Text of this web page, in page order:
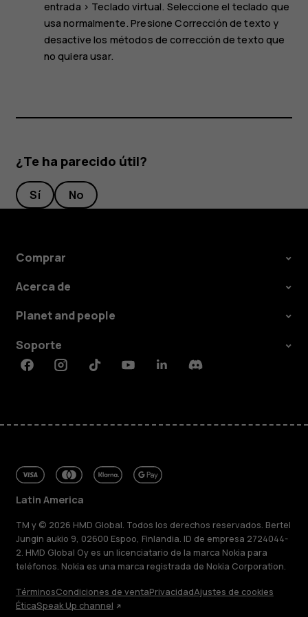
entrada > Teclado virtual. Seleccione el teclado que
usa normalmente. PresioneCorrección de texto y
desactive los métodos de corrección de texto que
no quiera usar.
¿Te ha parecido útil?
Sí No
Comprar
Acerca de
Planet and people
Soporte
FacebookInstagramTiktokYoutubeLinkedinDiscord
Latin America
TM y © 2026 HMD Global. Todos los derechos reservados. Bertel
Jungin aukio 9, 02600 Espoo, Finlandia. ID de empresa 2724044-
2. HMD Global Oy es un licenciatario de la marca Nokia para
teléfonos. Nokia es una marca registrada de Nokia Corporation.
TérminosCondiciones de ventaPrivacidadAjustes de cookies
ÉticaSpeak Up channel